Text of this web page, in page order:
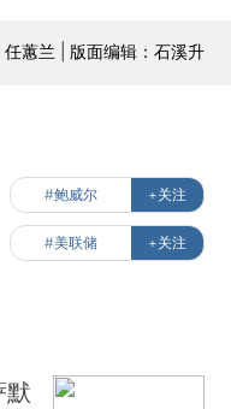
蕙兰 | 版面编辑：石溪升
#鲍威尔 +关注
#美联储 +关注
默